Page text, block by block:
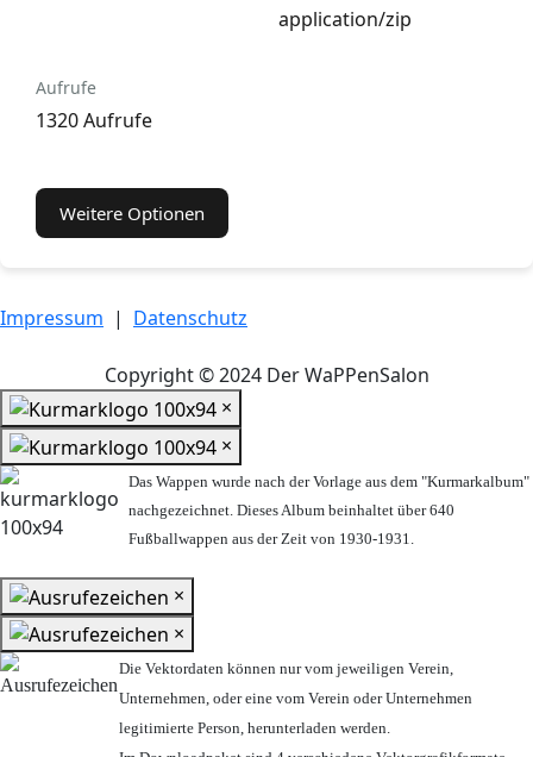
application/zip
Aufrufe
1320 Aufrufe
Weitere Optionen
Impressum | Datenschutz
Copyright © 2024 Der WaPPenSalon
×
×
Das Wappen wurde nach der Vorlage aus dem "Kurmarkalbum"
nachgezeichnet. Dieses Album beinhaltet über 640
Fußballwappen aus der Zeit von 1930-1931.
×
×
Die Vektordaten können nur vom jeweiligen Verein,
Unternehmen, oder eine vom Verein oder Unternehmen
legitimierte Person, herunterladen werden.